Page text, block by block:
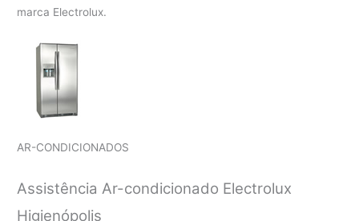
marca Electrolux.
AR-CONDICIONADOS
Assistência Ar-condicionado Electrolux
Higienópolis